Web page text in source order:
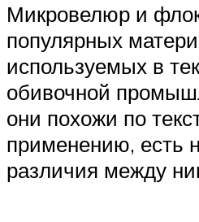
Микровелюр и
популярных
используемых в
обивочной
они похожи по
применению, есть
различия между